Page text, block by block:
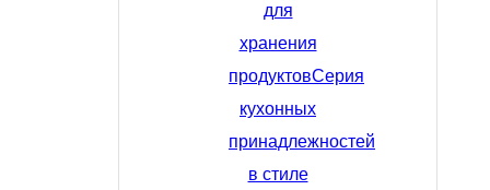
для
хранения
продуктовСерия
кухонных
принадлежностей
в стиле